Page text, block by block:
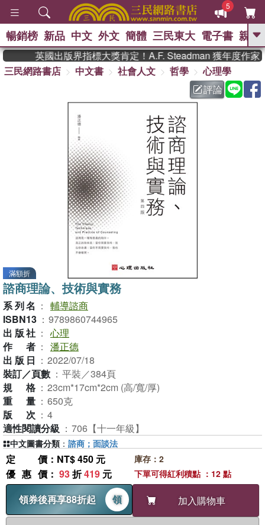
5
GO
熱搜： 東野圭吾 、 高希均教授回憶錄
父親節 、 如果歷
暑期推薦 、 國際布克
登輝時代 、 數學女孩：黎曼猜想
偉大的迷走神經
暢銷榜 新品 中文 外文 簡體 三民東大 電子書 親子
英國出版界指標大獎肯定！A.F. Steadman 獲年度作家
三民網路書店
中文書 社會人文 哲學
心理學
評論
滿額折
諮商理論、技術與實務
系列名 ： 輔導諮商
ISBN13 ： 9789860744965
出版社 ： 心理
作者 ： 潘正德
出版日 ： 2022/07/18
裝訂／頁數 ： 平裝／384頁
規格 ： 23cm*17cm*2cm (高/寬/厚)
重量 ： 650克
版次 ： 4
適性閱讀分級 ： 706【十一年級】
定價 ：NT$ 450 元
優惠價 ： 93折419 元
領券後再享88折起
領 加入購物車
庫存：2
下單可得紅利積點 ：12 點
中文圖書分類 ： 諮商；面談法